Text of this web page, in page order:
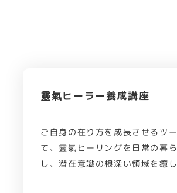
靈氣ヒーラー養成講座
ご自身の在り方を成長させるツ
て、靈氣ヒーリングを日常の暮
し、潜在意識の根深い領域を癒し